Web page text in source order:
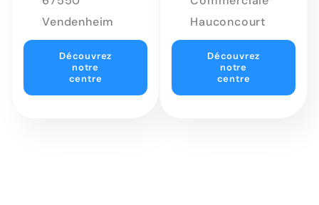
Vendenheim
Découvrez
notre
centre
Hauconcourt
Découvrez
notre
centre